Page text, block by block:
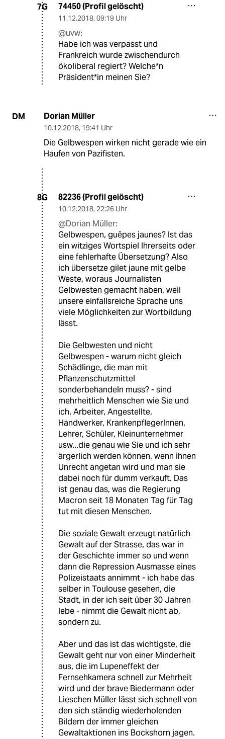
7G 74450 (Profil gelöscht)
11.12.2018, 09:19 Uhr
@uvw:
Habe ich was verpasst und
Frankreich wurde zwischendurch
ökoliberal regiert? Welche*n
Präsident*in meinen Sie?
DM Dorian Müller
10.12.2018, 19:41 Uhr
Die Gelbwespen wirken nicht gerade wie ein
Haufen von Pazifisten.
8G 82236 (Profil gelöscht)
10.12.2018, 22:26 Uhr
@Dorian Müller:
Gelbwespen, guêpes jaunes? Ist das
ein witziges Wortspiel Ihrerseits oder
eine fehlerhafte Übersetzung? Also
ich übersetze gilet jaune mit gelbe
Weste, woraus Journalisten
Gelbwesten gemacht haben, weil
unsere einfallsreiche Sprache uns
viele Möglichkeiten zur Wortbildung
lässt.
Die Gelbwesten und nicht
Gelbwespen - warum nicht gleich
Schädlinge, die man mit
Pflanzenschutzmittel
sonderbehandeln muss? - sind
mehrheitlich Menschen wie Sie und
ich, Arbeiter, Angestellte,
Handwerker, KrankenpflegerInnen,
Lehrer, Schüler, Kleinunternehmer
usw...die genau wie Sie und ich sehr
ärgerlich werden können, wenn ihnen
Unrecht angetan wird und man sie
dabei noch für dumm verkauft. Das
ist genau das, was die Regierung
Macron seit 18 Monaten Tag für Tag
tut mit diesen Menschen.
Die soziale Gewalt erzeugt natürlich
Gewalt auf der Strasse, das war in
der Geschichte immer so und wenn
dann die Repression Ausmasse eines
Polizeistaats annimmt - ich habe das
selber in Toulouse gesehen, die
Stadt, in der ich seit über 30 Jahren
lebe - nimmt die Gewalt nicht ab,
sondern zu.
Aber und das ist das wichtigste, die
Gewalt geht nur von einer Minderheit
aus, die im Lupeneffekt der
Fernsehkamera schnell zur Mehrheit
wird und der brave Biedermann oder
Lieschen Müller lässt sich schnell von
den sich ständig wiederholenden
Bildern der immer gleichen
Gewaltaktionen ins Bockshorn jagen.